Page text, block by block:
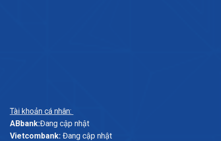
Tài khoản cá nhân:
ABbank:Đang cập nhật
Vietcombank:Đang cập nhật